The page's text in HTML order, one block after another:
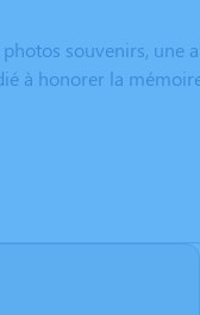
souvenirs, une
à honorer la